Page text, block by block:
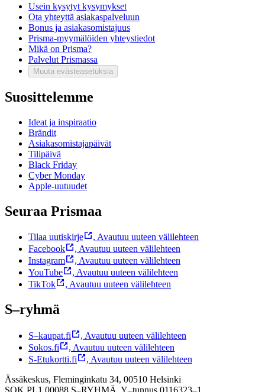
Usein kysytyt kysymykset
Ota yhteyttä asiakaspalveluun
Bonus ja asiakasomistajuus
Prisma-myymälöiden yhteystiedot
Mikä on Prisma?
Palvelut Prismassa
Muuta evästeasetuksia
Suosittelemme
Ideat ja inspiraatio
Brändit
Asiakasomistajapäivät
Tilipäivä
Black Friday
Cyber Monday
Apple-uutuudet
Seuraa Prismaa
Tilaa uutiskirje , Avautuu uuteen välilehteen
Facebook
, Avautuu uuteen välilehteen
Instagram
, Avautuu uuteen välilehteen
YouTube
, Avautuu uuteen välilehteen
TikTok
, Avautuu uuteen välilehteen
S–ryhmä
S–kaupat.fi , Avautuu uuteen välilehteen
Sokos.fi
, Avautuu uuteen välilehteen
S-Etukortti.fi
, Avautuu uuteen välilehteen
Ässäkeskus, Fleminginkatu 34, 00510 Helsinki